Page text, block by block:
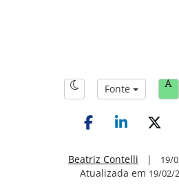
Fonte
Beatriz Contelli | 19/
Atualizada em 19/02/